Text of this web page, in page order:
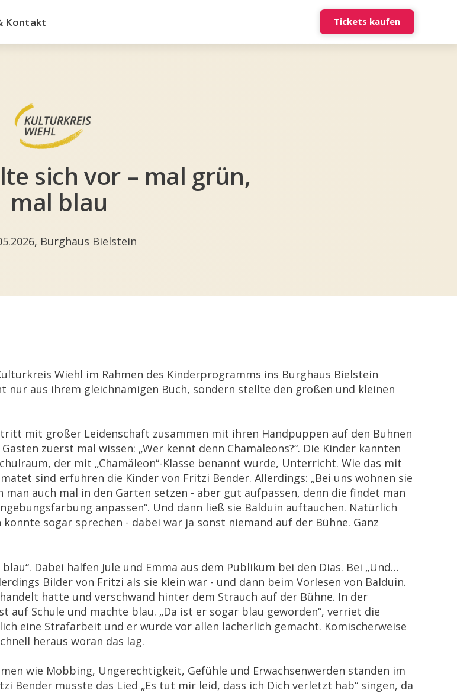
Kontakt Tickets kaufen
sich vor – mal grün,
mal blau
Burghaus Bielstein
Wiehl im Rahmen des Kinderprogramms ins Burghaus Bielstein
nur aus ihrem gleichnamigen Buch, sondern stellte den großen und kleinen
mit großer Leidenschaft zusammen mit ihren Handpuppen auf den Bühnen
zuerst mal wissen: „Wer kennt denn Chamäleons?“. Die Kinder kannten
der mit „Chamäleon“-Klasse benannt wurde, Unterricht. Wie das mit
sind erfuhren die Kinder von Fritzi Bender. Allerdings: „Bei uns wohnen sie
man auch mal in den Garten setzen - aber gut aufpassen, denn die findet man
anpassen“. Und dann ließ sie Balduin auftauchen. Natürlich
sogar sprechen - dabei war ja sonst niemand auf der Bühne. Ganz
Dabei halfen Jule und Emma aus dem Publikum bei den Dias. Bei „Und…
Bilder von Fritzi als sie klein war - und dann beim Vorlesen von Balduin.
hatte und verschwand hinter dem Strauch auf der Bühne. In der
auf Schule und machte blau. „Da ist er sogar blau geworden“, verriet die
eine Strafarbeit und er wurde vor allen lächerlich gemacht. Komischerweise
heraus woran das lag.
wie Mobbing, Ungerechtigkeit, Gefühle und Erwachsenwerden standen im
Bender musste das Lied „Es tut mir leid, dass ich Dich verletzt hab“ singen, da